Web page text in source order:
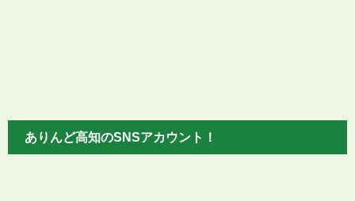
ありんど高知のSNSアカウント！